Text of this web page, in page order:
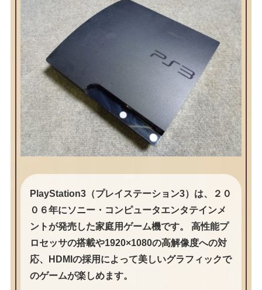
PlayStation3（プレイステーション3）は、２０
０６年にソニー・コンピュータエンタテインメ
ントが発売した家庭用ゲーム機です。 高性能プ
ロセッサの搭載や1920×1080の高解像度への対
応、HDMIの採用によって美しいグラフィックで
のゲームが楽しめます。